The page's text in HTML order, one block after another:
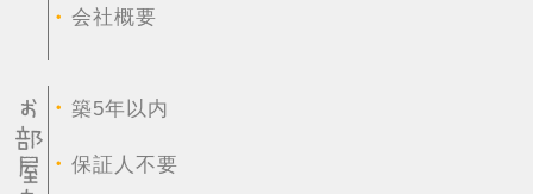
・会社概要
・築5年以内
・保証人不要